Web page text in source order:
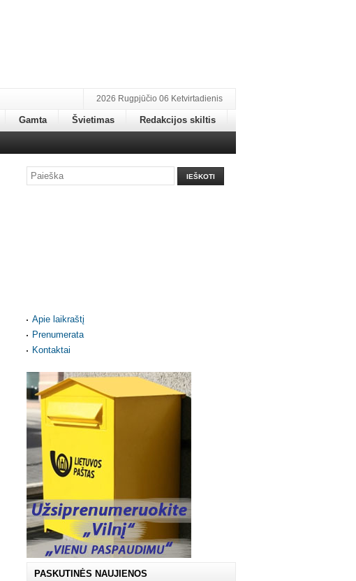
2026 Rugpjūčio 06 Ketvirtadienis
Gamta Švietimas Redakcijos skiltis
Apie laikraštį
Prenumerata
Kontaktai
PASKUTINĖS NAUJIENOS